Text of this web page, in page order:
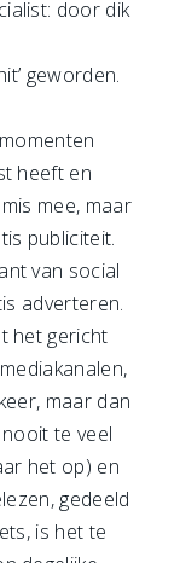
door dik
geworden.
heeft en
mee, maar
publiciteit.
van social
adverteren.
het gericht
maar dan
te veel
het op) en
gedeeld
is het te